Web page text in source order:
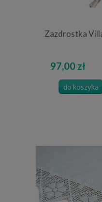
Zazdrostka
97,00 zł
do koszyka